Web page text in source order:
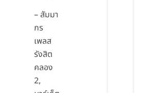
– สัมมา
กร
เพลส
รังสิต
คลอง
2,